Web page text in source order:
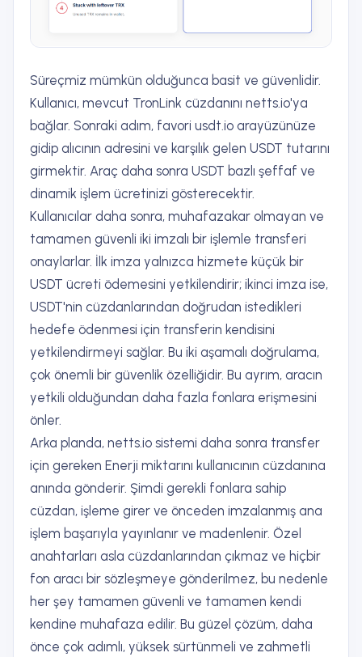
Süreçmiz mümkün olduğunca basit ve güvenlidir.
Kullanıcı, mevcut TronLink cüzdanını netts.io'ya
bağlar. Sonraki adım, favori usdt.io arayüzünüze
gidip alıcının adresini ve karşılık gelen USDT tutarını
girmektir. Araç daha sonra USDT bazlı şeffaf ve
dinamik işlem ücretinizi gösterecektir.
Kullanıcılar daha sonra, muhafazakar olmayan ve
tamamen güvenli iki imzalı bir işlemle transferi
onaylarlar. İlk imza yalnızca hizmete küçük bir
USDT ücreti ödemesini yetkilendirir; ikinci imza ise,
USDT'nin cüzdanlarından doğrudan istedikleri
hedefe ödenmesi için transferin kendisini
yetkilendirmeyi sağlar. Bu iki aşamalı doğrulama,
çok önemli bir güvenlik özelliğidir. Bu ayrım, aracın
yetkili olduğundan daha fazla fonlara erişmesini
önler.
Arka planda, netts.io sistemi daha sonra transfer
için gereken Enerji miktarını kullanıcının cüzdanına
anında gönderir. Şimdi gerekli fonlara sahip
cüzdan, işleme girer ve önceden imzalanmış ana
işlem başarıyla yayınlanır ve madenlenir. Özel
anahtarları asla cüzdanlarından çıkmaz ve hiçbir
fon aracı bir sözleşmeye gönderilmez, bu nedenle
her şey tamamen güvenli ve tamamen kendi
kendine muhafaza edilir. Bu güzel çözüm, daha
önce çok adımlı, yüksek sürtünmeli ve zahmetli